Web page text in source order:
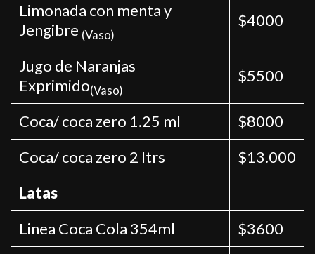
Limonada con menta y
Jengibre (Vaso)
$4000
Jugo de Naranjas
Exprimido(Vaso)
$5500
Coca/ coca zero 1.25 ml
$8000
Coca/ coca zero 2 ltrs
$13.000
Latas
Linea Coca Cola 354ml
$3600